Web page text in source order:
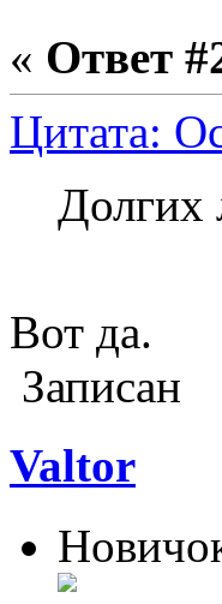
« Ответ
Цитата:
Долгих
Вот да.
Записан
Valtor